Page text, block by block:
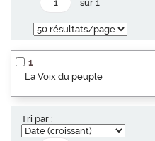
sur 1
1
La Voix du peuple
Tri par :